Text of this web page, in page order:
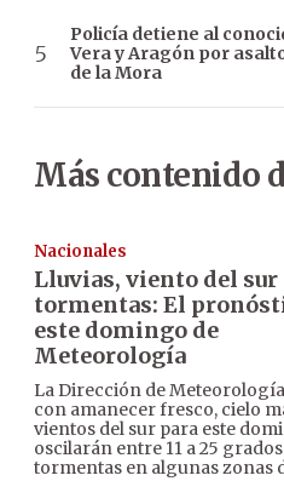
Policía detiene al
Vera y Aragón por
de la Mora
Más contenido
Nacionales
Lluvias, viento del sur
tormentas: El
este domingo de
Meteorología
La Dirección de
con amanecer fresco, cielo
vientos del sur para este
oscilarán entre 11 a 25
tormentas en algunas zonas